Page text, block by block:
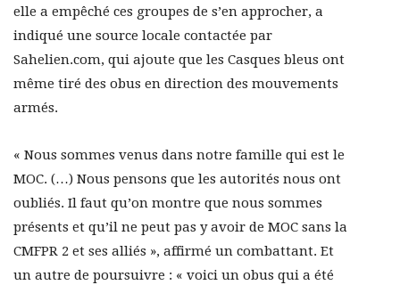
elle a empêché ces groupes de s’en approcher, a
indiqué une source locale contactée par
Sahelien.com, qui ajoute que les Casques bleus ont
même tiré des obus en direction des mouvements
armés.
« Nous sommes venus dans notre famille qui est le
MOC. (…) Nous pensons que les autorités nous ont
oubliés. Il faut qu’on montre que nous sommes
présents et qu’il ne peut pas y avoir de MOC sans la
CMFPR 2 et ses alliés », affirmé un combattant. Et
un autre de poursuivre : « voici un obus qui a été